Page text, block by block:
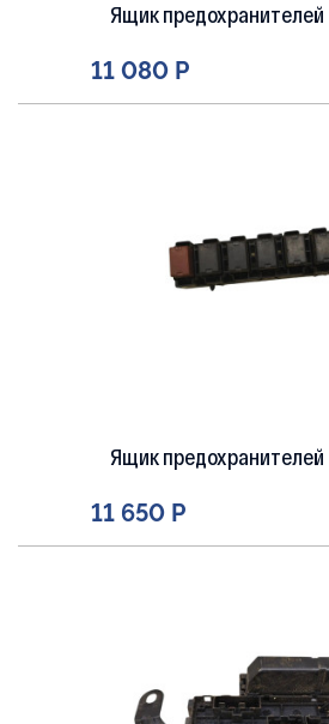
Ящик предохранителей
11 080 Р
Ящик предохранителей
11 650 Р